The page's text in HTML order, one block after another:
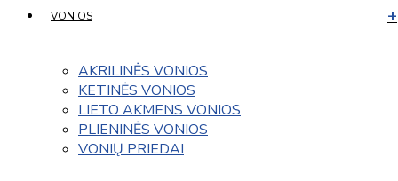
VONIOS
AKRILINĖS VONIOS
KETINĖS VONIOS
LIETO AKMENS VONIOS
PLIENINĖS VONIOS
VONIŲ PRIEDAI